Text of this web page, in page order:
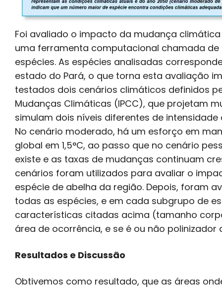
Foi avaliado o impacto da mudança
uma ferramenta computacional chamada
espécies. As espécies analisadas
estado do Pará, o que torna esta avaliação
testados dois cenários climáticos definidos
Mudanças Climáticas (IPCC), que projetam
simulam dois níveis diferentes de
No cenário moderado, há um esforço em
global em 1,5°C, ao passo que no cenário
existe e as taxas de mudanças continuam
cenários foram utilizados para avaliar o
espécie de abelha da região. Depois, foram
todas as espécies, e em cada subgrupo de
características citadas acima (tamanho
área de ocorrência, e se é ou não
Resultados e Discussão
Obtivemos como resultado, que as áreas